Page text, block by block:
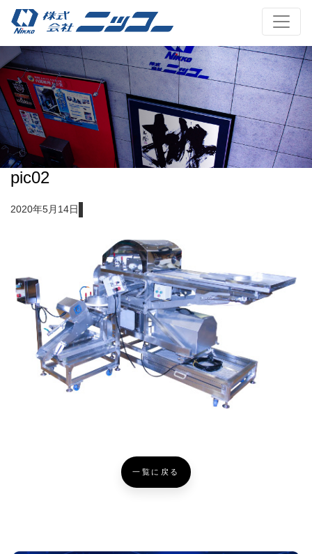
pic02
2020年5月14日
一覧に戻る